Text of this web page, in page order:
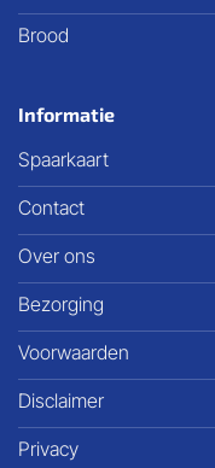
Brood
Informatie
Spaarkaart
Contact
Over ons
Bezorging
Voorwaarden
Disclaimer
Privacy